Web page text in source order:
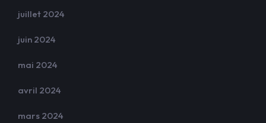
juillet 2024
juin 2024
mai 2024
avril 2024
mars 2024